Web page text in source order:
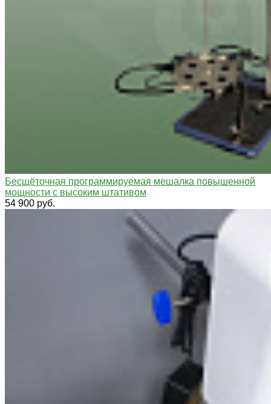
Бесщёточная программируемая мешалка повышенной
мощности с высоким штативом
54 900 руб.